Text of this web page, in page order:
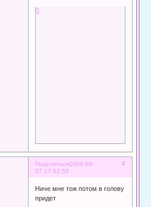
0
Поделиться 4
2008-09-
07 17:52:55
Ниче мне тож потом в голову
придет